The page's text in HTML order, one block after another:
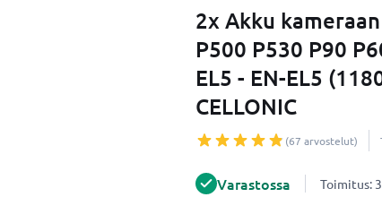
2x Akku
P500 P530 P90
EL5 - EN-EL5
CELLONIC
(67 arvostelut)
Varastossa Toimitus: